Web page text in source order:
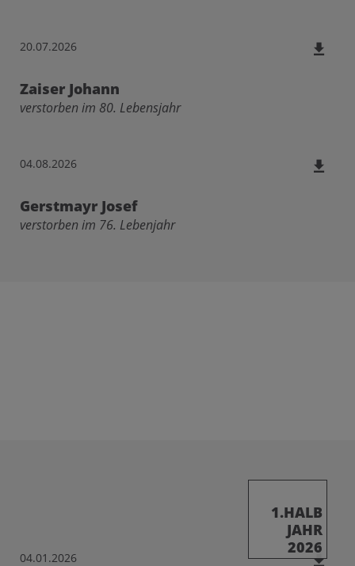
20.07.2026
Zaiser Johann
verstorben im 80. Lebensjahr
04.08.2026
Gerstmayr Josef
verstorben im 76. Lebenjahr
1.HALB
JAHR
2026
04.01.2026